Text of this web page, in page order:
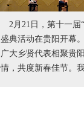
2月21日，第十一届
盛典活动在贵阳开幕
广大乡贤代表相聚贵
情，共度新春佳节。